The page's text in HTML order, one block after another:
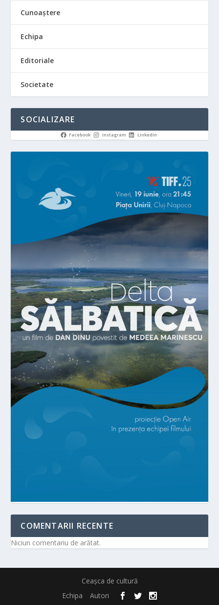
Cunoaștere
Echipa
Editoriale
Societate
SOCIALIZARE
Facebook Instagram LinkedIn
COMENTARII RECENTE
Niciun comentariu de arătat.
Ceașca de cultură
Echipa
Autori